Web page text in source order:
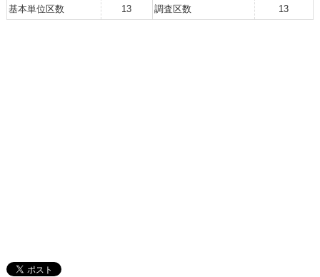
基本単位区数 13 調査区数 13